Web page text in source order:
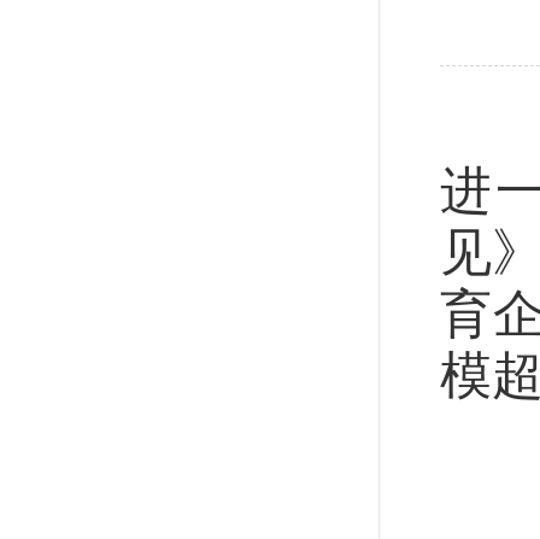
进
见
育
模